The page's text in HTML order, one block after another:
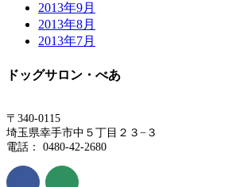
2013年9月
2013年8月
2013年7月
ドッグサロン・べあ
〒340-0115
埼玉県幸手市中５丁目２３−３
電話： 0480-42-2680